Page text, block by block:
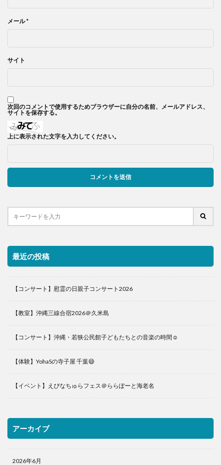
メール*
サイト
次回のコメントで使用するためブラウザーに自分の名前、メールアドレス、
サイトを保存する。
上に表示された文字を入力してください。
最近の投稿
【コンサート】慰霊の日親子コンサート2026
【教室】沖縄三線合宿2026＠久米島
【コンサート】沖縄・若狭公民館子どもたちとの音楽の時間☺️
【体験】YohaSの寺子屋 千葉😄
【イベント】えびなちゅらフェス＠ららぽーと海老名
アーカイブ
2026年6月